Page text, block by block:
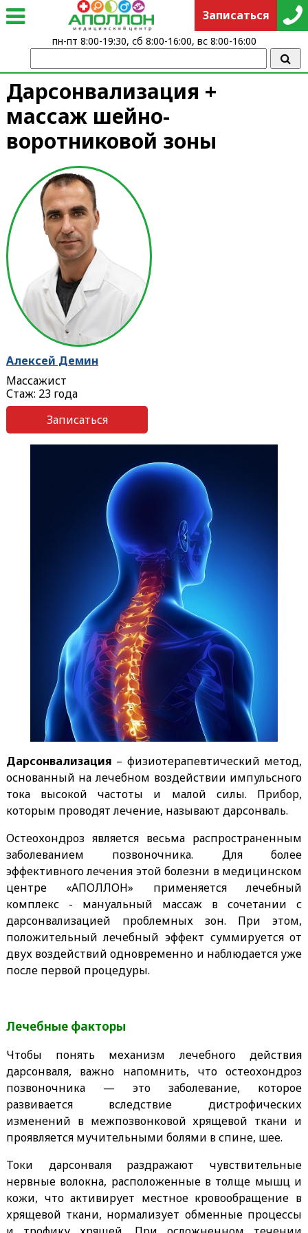
Дарсонвализация +
массаж шейно-
воротниковой зоны
Алексей Демин
Массажист
Стаж: 23 года
Записаться
Дарсонвализация – физиотерапевтический метод,
основанный на лечебном воздействии импульсного
тока высокой частоты и малой силы. Прибор,
которым проводят лечение, называют дарсонваль.
Остеохондроз является весьма распространенным
заболеванием позвоночника. Для более
эффективного лечения этой болезни в медицинском
центре «АПОЛЛОН» применяется лечебный
комплекс - мануальный массаж в сочетании с
дарсонвализацией проблемных зон. При этом,
положительный лечебный эффект суммируется от
двух воздействий одновременно и наблюдается уже
после первой процедуры.
Лечебные факторы
Чтобы понять механизм лечебного действия
дарсонваля, важно напомнить, что остеохондроз
позвоночника — это заболевание, которое
развивается вследствие дистрофических
изменений в межпозвонковой хрящевой ткани и
проявляется мучительными болями в спине, шее.
Токи дарсонваля раздражают чувствительные
нервные волокна, расположенные в толще мышц и
кожи, что активирует местное кровообращение в
хрящевой ткани, нормализует обменные процессы
Записаться
пн-пт 8:00-19:30, сб 8:00-16:00, вс 8:00-16:00